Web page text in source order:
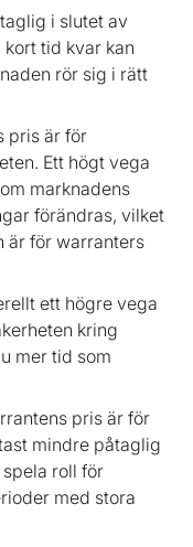
i slutet av
tid kvar kan
rör sig i rätt
pris är för
Ett högt vega
marknadens
förändras, vilket
är för warranters
ett högre vega
kring
mer tid som
pris är för
mindre påtaglig
roll för
med stora